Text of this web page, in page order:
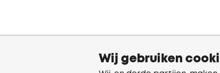
Wij gebruiken